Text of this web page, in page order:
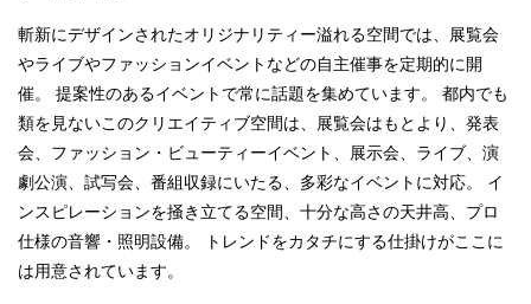
斬新にデザインされたオリジナリティー溢れる空間では、展覧会
やライブやファッションイベントなどの自主催事を定期的に開
催。 提案性のあるイベントで常に話題を集めています。 都内でも
類を見ないこのクリエイティブ空間は、展覧会はもとより、発表
会、ファッション・ビューティーイベント、展示会、ライブ、演
劇公演、試写会、番組収録にいたる、多彩なイベントに対応。 イ
ンスピレーションを掻き立てる空間、十分な高さの天井高、プロ
仕様の音響・照明設備。 トレンドをカタチにする仕掛けがここに
は用意されています。